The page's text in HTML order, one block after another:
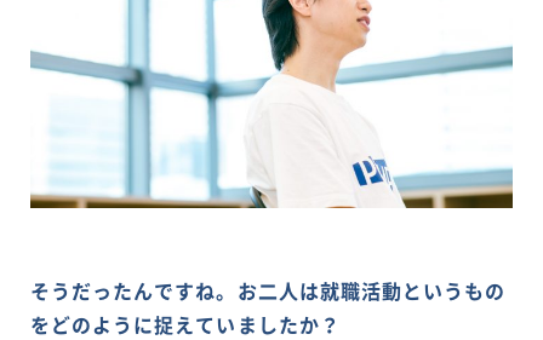
そうだったんですね。お二人は就職活動というもの
をどのように捉えていましたか？